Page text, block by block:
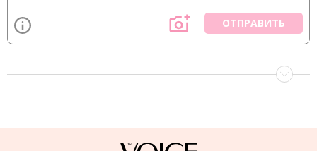
ОТПРАВИТЬ